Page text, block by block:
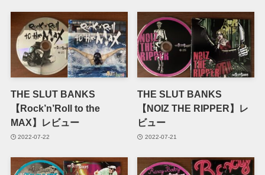
THE SLUT BANKS
【Rock’n’Roll to the
MAX】レビュー
2022-07-22
THE SLUT BANKS
【NOIZ THE RIPPER】レ
ビュー
2022-07-21